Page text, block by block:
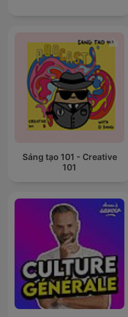
Sáng tạo 101 - Creative
101